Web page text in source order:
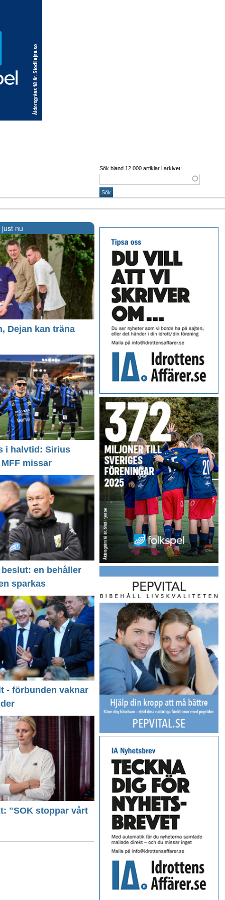
Sök bland 12.000 artiklar i arkivet:
nu
Dejan kan träna
i halvtid: Sirius
missar
en behåller
sparkas
- förbunden vaknar
"SOK stoppar vårt